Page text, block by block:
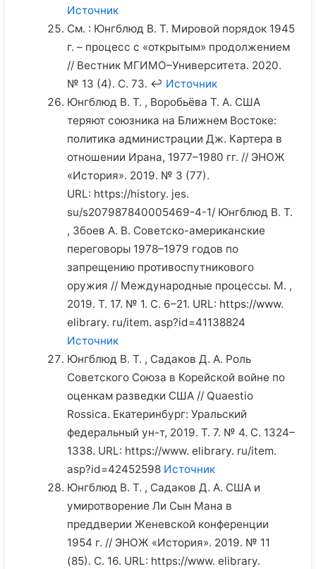
Источник
См. : Юнгблюд В. Т. Мировой порядок 1945
г. – процесс с «открытым» продолжением
// Вестник МГИМО–Университета. 2020.
№ 13 (4). С. 73. ↩ Источник
Юнгблюд В. Т. , Воробьёва Т. А. США
теряют союзника на Ближнем Востоке:
политика администрации Дж. Картера в
отношении Ирана, 1977–1980 гг. // ЭНОЖ
«История». 2019. № 3 (77).
URL: https://history. jes.
su/s207987840005469-4-1/ Юнгблюд В. Т.
, Збоев А. В. Советско-американские
переговоры 1978–1979 годов по
запрещению противоспутникового
оружия // Международные процессы. М. ,
2019. Т. 17. № 1. С. 6–21. URL: https://www.
elibrary. ru/item. asp?id=41138824
Источник
Юнгблюд В. Т. , Садаков Д. А. Роль
Советского Союза в Корейской войне по
оценкам разведки США // Quaestio
Rossica. Екатеринбург: Уральский
федеральный ун-т, 2019. Т. 7. № 4. С. 1324–
1338. URL: https://www. elibrary. ru/item.
asp?id=42452598 Источник
Юнгблюд В. Т. , Садаков Д. А. США и
умиротворение Ли Сын Мана в
преддверии Женевской конференции
1954 г. // ЭНОЖ «История». 2019. № 11
(85). C. 16. URL: https://www. elibrary.